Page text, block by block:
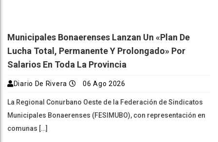
Municipales Bonaerenses Lanzan Un «plan De
Lucha Total, Permanente Y Prolongado» Por
Salarios En Toda La Provincia
Diario De Rivera 06 Ago 2026
La Regional Conurbano Oeste de la Federación de Sindicatos
Municipales Bonaerenses (FESIMUBO), con representación en
comunas […]